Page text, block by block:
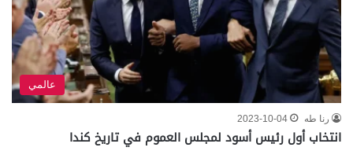
عالمي
رنا طه 2023-10-04
انتخاب أول رئيس أسود لمجلس العموم في تاريخ كندا